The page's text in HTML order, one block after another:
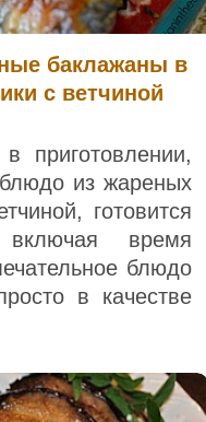
баклажаны в
с ветчиной
приготовлении,
из жареных
готовится
время
блюдо
в качестве